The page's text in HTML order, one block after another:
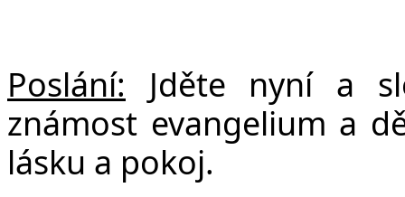
Poslání:
Jděte nyní a
známost evangelium a
lásku a pokoj.